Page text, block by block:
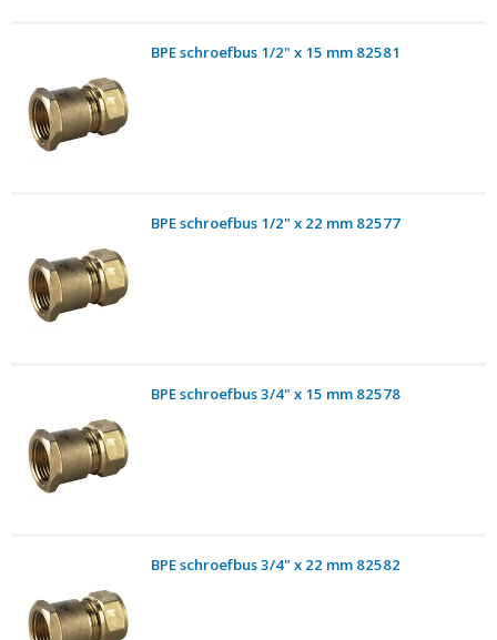
BPE schroefbus 1/2" x 15 mm 82581
BPE schroefbus 1/2" x 22 mm 82577
BPE schroefbus 3/4" x 15 mm 82578
BPE schroefbus 3/4" x 22 mm 82582